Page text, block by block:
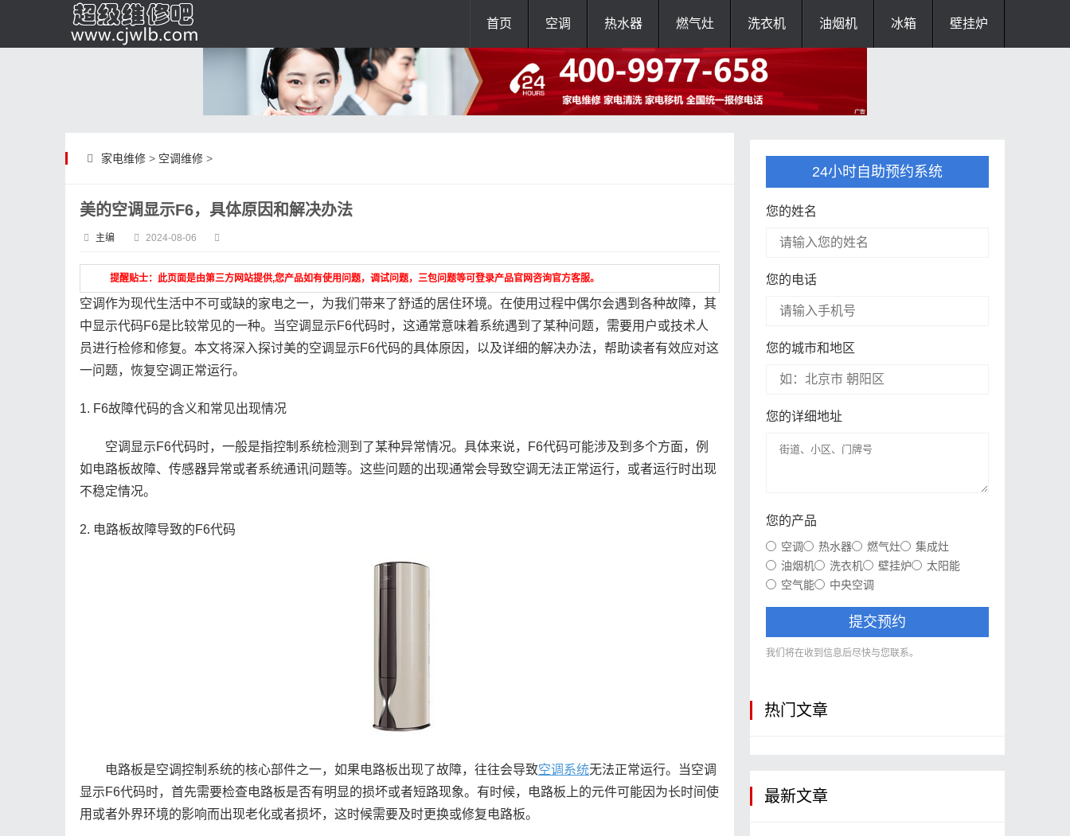
首页 空调 热水器 燃气灶 洗衣机 油烟机 冰箱 壁挂炉
家电维修> 空调维修>
美的空调显示F6，具体原因和解决办法
主编 2024-08-06
提醒贴士：此页面是由第三方网站提供,您产品如有使用问题，调试问题，三包问题等可登录产品官网咨询官方客服。
空调作为现代生活中不可或缺的家电之一，为我们带来了舒适的居住环境。在使用过程中偶尔会遇到各种故障，其
中显示代码F6是比较常见的一种。当空调显示F6代码时，这通常意味着系统遇到了某种问题，需要用户或技术人
员进行检修和修复。本文将深入探讨美的空调显示F6代码的具体原因，以及详细的解决办法，帮助读者有效应对这
一问题，恢复空调正常运行。
1. F6故障代码的含义和常见出现情况
空调显示F6代码时，一般是指控制系统检测到了某种异常情况。具体来说，F6代码可能涉及到多个方面，例
如电路板故障、传感器异常或者系统通讯问题等。这些问题的出现通常会导致空调无法正常运行，或者运行时出现
不稳定情况。
2. 电路板故障导致的F6代码
电路板是空调控制系统的核心部件之一，如果电路板出现了故障，往往会导致空调系统无法正常运行。当空调
显示F6代码时，首先需要检查电路板是否有明显的损坏或者短路现象。有时候，电路板上的元件可能因为长时间使
用或者外界环境的影响而出现老化或者损坏，这时候需要及时更换或修复电路板。
24小时自助预约系统
您的姓名
您的电话
您的城市和地区
您的详细地址
您的产品
空调 热水器 燃气灶
集成灶
油烟机
洗衣机 壁挂炉
太阳能
空气能
中央空调
提交预约
我们将在收到信息后尽快与您联系。
热门文章
最新文章